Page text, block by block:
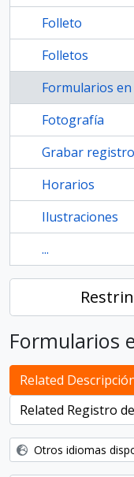
Folleto
Folletos
Formularios
Fotografía
Grabar
Horarios
Ilustraciones
...
Formularios
Related
Related Registro
Otros idiomas